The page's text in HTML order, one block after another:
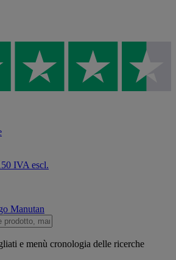
IVA escl.
e menù cronologia delle ricerche